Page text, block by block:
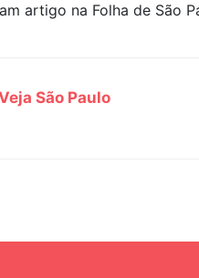
artigo na Folha de São
São Paulo